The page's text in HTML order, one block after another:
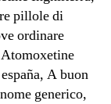
pillole di
ordinare
A buon
generico,